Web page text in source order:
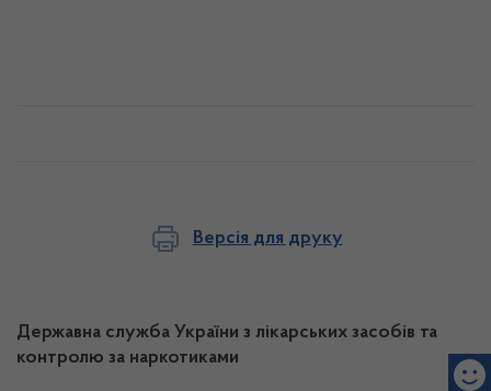
Версія для друку
Державна служба України з лікарських засобів та
контролю за наркотиками